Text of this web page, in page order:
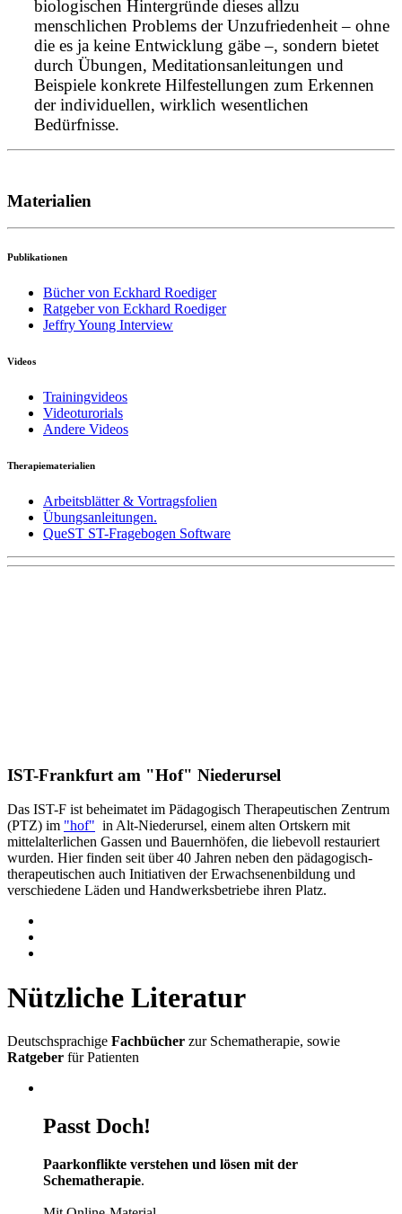
biologischen Hintergründe dieses allzu
menschlichen Problems der Unzufriedenheit – ohne
die es ja keine Entwicklung gäbe –, sondern bietet
durch Übungen, Meditationsanleitungen und
Beispiele konkrete Hilfestellungen zum Erkennen
der individuellen, wirklich wesentlichen
Bedürfnisse.
Materialien
Publikationen
Bücher von Eckhard Roediger
Ratgeber von Eckhard Roediger
Jeffry Young Interview
Videos
Trainingvideos
Videoturorials
Andere Videos
Therapiematerialien
Arbeitsblätter & Vortragsfolien
Übungsanleitungen.
QueST ST-Fragebogen Software
IST-Frankfurt am "Hof" Niederursel
Das IST-F ist beheimatet im Pädagogisch Therapeutischen Zentrum
(PTZ) im "hof" in Alt-Niederursel, einem alten Ortskern mit
mittelalterlichen Gassen und Bauernhöfen, die liebevoll restauriert
wurden. Hier finden seit über 40 Jahren neben den pädagogisch-
therapeutischen auch Initiativen der Erwachsenenbildung und
verschiedene Läden und Handwerksbetriebe ihren Platz.
Nützliche Literatur
Deutschsprachige Fachbücher zur Schematherapie, sowie
Ratgeber für Patienten
Passt Doch!
Paarkonflikte verstehen und lösen mit der
Schematherapie.